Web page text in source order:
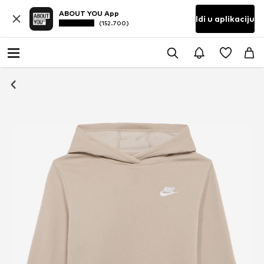
ABOUT YOU App
(152.700) Idi u aplikaciju